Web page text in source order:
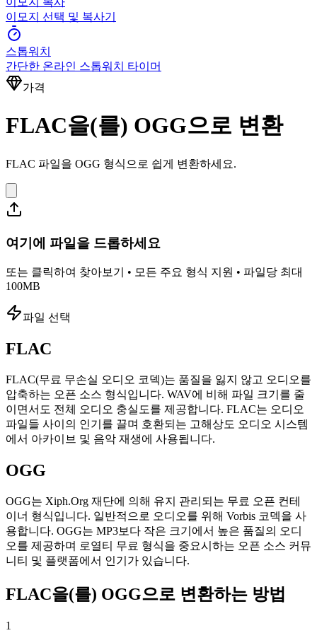
이모지 선택 및 복사기
스톱워치
간단한 온라인 스톱워치 타이머
가격
FLAC을(를) OGG으로 변환
FLAC 파일을 OGG 형식으로 쉽게 변환하세요.
여기에 파일을 드롭하세요
또는 클릭하여 찾아보기 • 모든 주요 형식 지원 • 파일당 최대
100MB
파일 선택
FLAC
FLAC(무료 무손실 오디오 코덱)는 품질을 잃지 않고 오디오를
압축하는 오픈 소스 형식입니다. WAV에 비해 파일 크기를 줄
이면서도 전체 오디오 충실도를 제공합니다. FLAC는 오디오
파일들 사이의 인기를 끌며 호환되는 고해상도 오디오 시스템
에서 아카이브 및 음악 재생에 사용됩니다.
OGG
OGG는 Xiph.Org 재단에 의해 유지 관리되는 무료 오픈 컨테
이너 형식입니다. 일반적으로 오디오를 위해 Vorbis 코덱을 사
용합니다. OGG는 MP3보다 작은 크기에서 높은 품질의 오디
오를 제공하며 로열티 무료 형식을 중요시하는 오픈 소스 커뮤
니티 및 플랫폼에서 인기가 있습니다.
FLAC을(를) OGG으로 변환하는 방법
1